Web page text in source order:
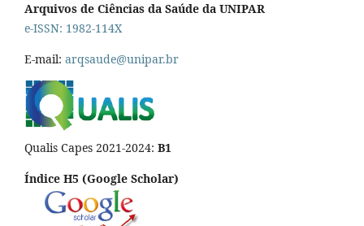
Arquivos de Ciências da Saúde da UNIPAR
e-ISSN: 1982-114X
E-mail: arqsaude@unipar.br
Qualis Capes 2021-2024: B1
Índice H5 (Google Scholar)